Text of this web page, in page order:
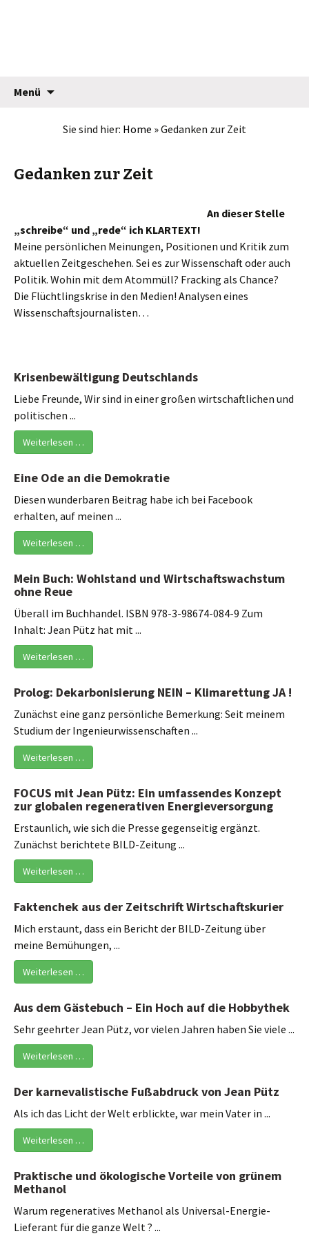
Menü
Sie sind hier: Home »Gedanken zur Zeit
Gedanken zur Zeit
An dieser Stelle
„schreibe“ und „rede“ ich KLARTEXT!
Meine persönlichen Meinungen, Positionen und Kritik zum
aktuellen Zeitgeschehen. Sei es zur Wissenschaft oder auch
Politik. Wohin mit dem Atommüll? Fracking als Chance?
Die Flüchtlingskrise in den Medien! Analysen eines
Wissenschaftsjournalisten…
Krisenbewältigung Deutschlands
Liebe Freunde, Wir sind in einer großen wirtschaftlichen und
politischen ...
Weiterlesen …
Eine Ode an die Demokratie
Diesen wunderbaren Beitrag habe ich bei Facebook
erhalten, auf meinen ...
Weiterlesen …
Mein Buch: Wohlstand und Wirtschaftswachstum
ohne Reue
Überall im Buchhandel. ISBN 978-3-98674-084-9 Zum
Inhalt: Jean Pütz hat mit ...
Weiterlesen …
Prolog: Dekarbonisierung NEIN – Klimarettung JA !
Zunächst eine ganz persönliche Bemerkung: Seit meinem
Studium der Ingenieurwissenschaften ...
Weiterlesen …
FOCUS mit Jean Pütz: Ein umfassendes Konzept
zur globalen regenerativen Energieversorgung
Erstaunlich, wie sich die Presse gegenseitig ergänzt.
Zunächst berichtete BILD-Zeitung ...
Weiterlesen …
Faktenchek aus der Zeitschrift Wirtschaftskurier
Mich erstaunt, dass ein Bericht der BILD-Zeitung über
meine Bemühungen, ...
Weiterlesen …
Aus dem Gästebuch – Ein Hoch auf die Hobbythek
Sehr geehrter Jean Pütz, vor vielen Jahren haben Sie viele ...
Weiterlesen …
Der karnevalistische Fußabdruck von Jean Pütz
Als ich das Licht der Welt erblickte, war mein Vater in ...
Weiterlesen …
Praktische und ökologische Vorteile von grünem
Methanol
Warum regeneratives Methanol als Universal-Energie-
Lieferant für die ganze Welt ? ...